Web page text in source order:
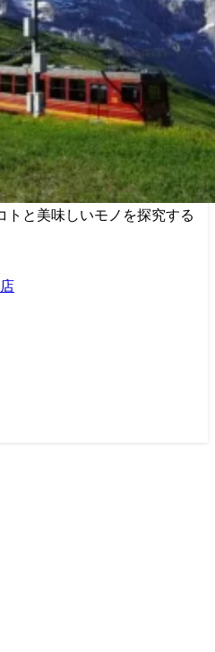
と美味しいモノを探究する